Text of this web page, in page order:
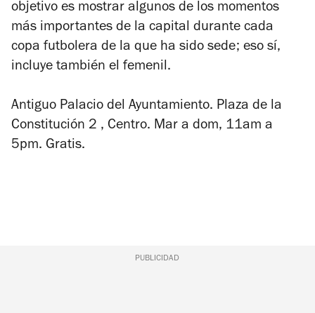
objetivo es mostrar algunos de los momentos
más importantes de la capital durante cada
copa futbolera de la que ha sido sede; eso sí,
incluye también el femenil.
Antiguo Palacio del Ayuntamiento. Plaza de la
Constitución 2 , Centro. Mar a dom, 11am a
5pm. Gratis.
PUBLICIDAD